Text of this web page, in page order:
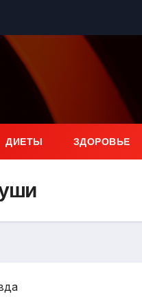
ДИЕТЫ ЗДОРОВЬЕ